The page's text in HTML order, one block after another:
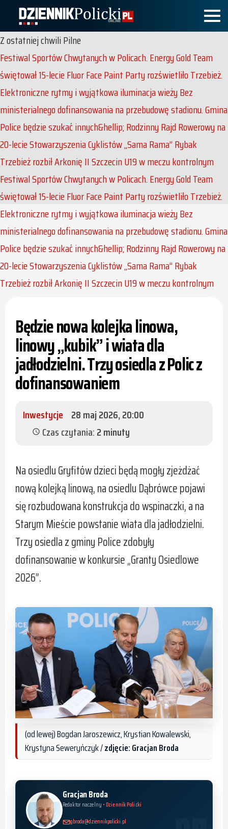
Z ostatniej chwiliPilne
Festiwal Sportów Chwytanych w Policach. Energy Gold Team
świętował 15-lecieFluor Face Paint Party rozświetliło Trzebież.
Elektroniczne rytmy i wyjątkowa iluminacja wieżyBez
ministerialnego dofinansowania na przebudowę stadionu. Gmina
Police będzie szukać innych&hellip;Rodzinny Rajd Rowerowy na
20-lecie Stowarzyszenia Cyklistów „Sama Rama”Rybak
Trzebież rozbił Arkonię II Szczecin U19 w meczu kontrolnym
Festiwal Sportów Chwytanych w Policach. Energy Gold Team
świętował 15-lecieFluor Face Paint Party rozświetliło Trzebież.
Elektroniczne rytmy i wyjątkowa iluminacja wieżyBez
ministerialnego dofinansowania na przebudowę stadionu. Gmina
Police będzie szukać innych&hellip;Rodzinny Rajd Rowerowy na
20-lecie Stowarzyszenia Cyklistów „Sama Rama”Rybak
Trzebież rozbił Arkonię II Szczecin U19 w meczu kontrolnym
Będzie nowa kolejka linowa,
linowy „kubik” i wiata dla
jadłodzielni. Trzy osiedla z Polic z
dofinansowaniem
Inwestycje 28 maj 2026, 20:00
schedule Czas czytania:2 minuty
Na osiedlu Gryfitów dzieci będą mogły zjeżdżać
nową kolejką linową, na osiedlu Dąbrówce pojawi
się rozbudowana konstrukcja do wspinaczki, a na
Starym Mieście powstanie wiata dla jadłodzielni.
Trzy osiedla z gminy Police zdobyły
dofinansowanie w konkursie „Granty Osiedlowe
2026”.
(od lewej) Bogdan Jaroszewicz, Krystian Kowalewski,
Krystyna Seweryńczyk /zdjęcie: Gracjan Broda
Gracjan Broda
Redaktor naczelny • Dziennik Policki
gbroda@dziennikpolicki.pl